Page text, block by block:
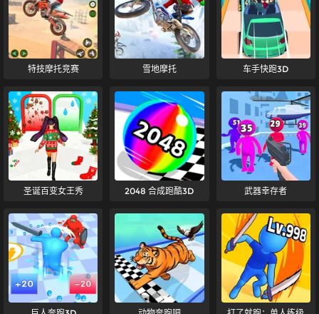
特技摩托竞赛 雪地摩托 车手快跑3D
圣诞百变女王秀 2048 合成跑酷3D 武器幸存者